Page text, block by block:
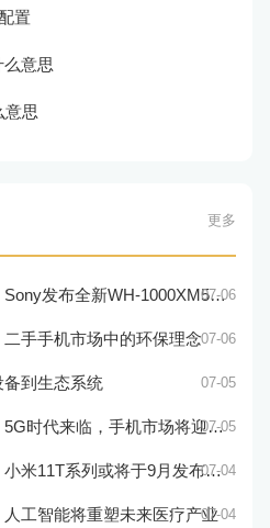
置
么意思
意思
更多
1000XM5耳机，搭载更多电池和多项创新功能07-06
手手机市场中的环保理念07-06
到生态系统 07-05
代来临，手机市场将迎来新变革07-05
或将于9月发布，其中包括一款Pro版本07-04
工智能将重塑未来医疗产业07-04